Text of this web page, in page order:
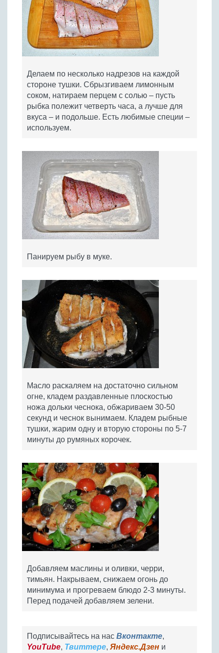
Делаем по несколько надрезов на каждой
стороне тушки. Сбрызгиваем лимонным
соком, натираем перцем с солью – пусть
рыбка полежит четверть часа, а лучше для
вкуса – и подольше. Есть любимые специи –
используем.
Панируем рыбу в муке.
Масло раскаляем на достаточно сильном
огне, кладем раздавленные плоскостью
ножа дольки чеснока, обжариваем 30-50
секунд и чеснок вынимаем. Кладем рыбные
тушки, жарим одну и вторую стороны по 5-7
минуты до румяных корочек.
Добавляем маслины и оливки, черри,
тимьян. Накрываем, снижаем огонь до
минимума и прогреваем блюдо 2-3 минуты.
Перед подачей добавляем зелени.
Подписывайтесь на нас Вконтакте,
YouTube, Твиттере, Яндекс.Дзен и